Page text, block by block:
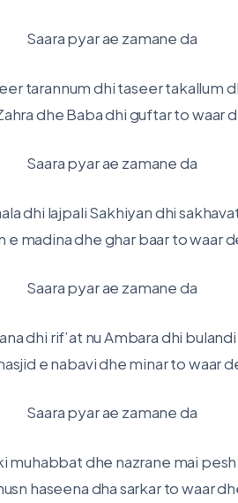
Saara pyar ae zamane da
tarannum dhi taseer takallum
dhe Baba dhi guftar to waar
Saara pyar ae zamane da
dhi lajpali Sakhiyan dhi
e madina dhe ghar baar to waar
Saara pyar ae zamane da
dhi rif’at nu Ambara dhi bulandi
e nabavi dhe minar to waar
Saara pyar ae zamane da
muhabbat dhe nazrane mai pesh
haseena dha sarkar to waar